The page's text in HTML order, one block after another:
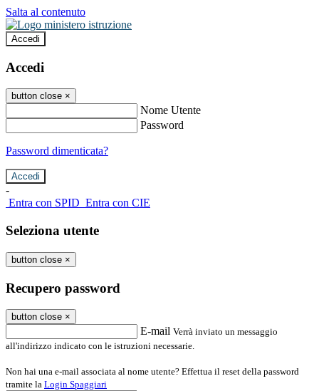
Salta al contenuto
Accedi
Accedi
button close ×
Nome Utente
Password
Password dimenticata?
-
Entra con SPID Entra con CIE
Seleziona utente
button close ×
Recupero password
button close ×
E-mail Verrà inviato un messaggio
all'indirizzo indicato con le istruzioni necessarie.
Non hai una e-mail associata al nome utente? Effettua il reset della password
tramite la Login Spaggiari